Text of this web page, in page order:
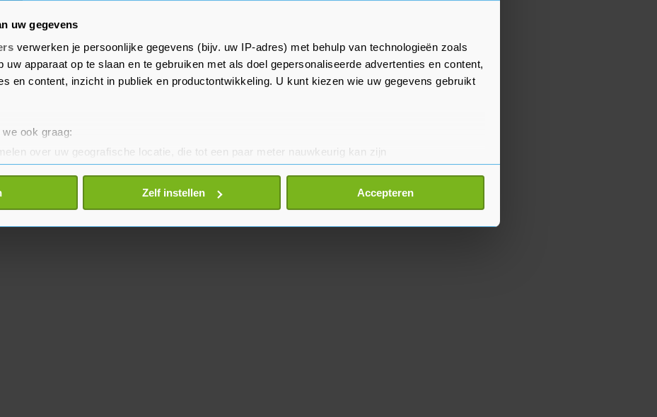
uw gegevens
verwerken je persoonlijke gegevens (bijv. uw IP-adres) met behulp van technologieën zoals
uw apparaat op te slaan en te gebruiken met als doel gepersonaliseerde advertenties en content,
en content, inzicht in publiek en productontwikkeling. U kunt kiezen wie uw gegevens gebruikt
ook graag:
over uw geografische locatie, die tot een paar meter nauwkeurig kan zijn
door het actief te scannen op specifieke eigenschappen (fingerprinting)
gegevens worden verwerkt en stel uw voorkeuren in het
detailgedeelte
wijzigen of intrekken in de Cookieverklaring.
Zelf instellen Accepteren
staan in Bahrein weer drie
Op 20 maart start daar